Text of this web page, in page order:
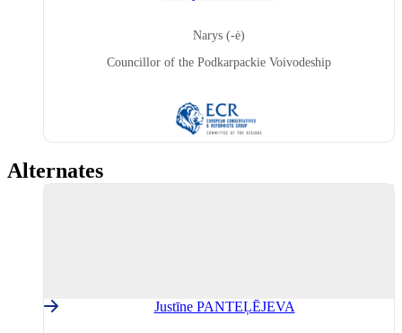
Narys (-ė)
Councillor of the Podkarpackie Voivodeship
ECR
(European
Conservatives
Group)
Alternates
Justīne PANTEĻĒJEVA